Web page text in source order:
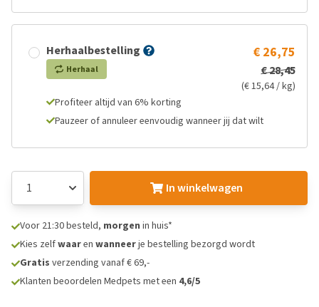
Herhaalbestelling
Herhaal
€ 26,75
€ 28,45
(€ 15,64 / kg)
Profiteer altijd van 6% korting
Pauzeer of annuleer eenvoudig wanneer jij dat wilt
In winkelwagen
Voor 21:30 besteld, morgen in huis*
Kies zelfwaaren wanneerje bestelling bezorgd wordt
Gratis verzending vanaf € 69,-
Klanten beoordelen Medpets met een 4,6/5